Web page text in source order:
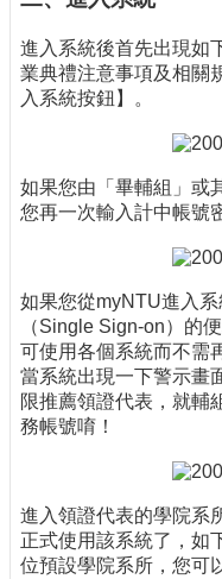
進入系統後首先出現如
業典禮注意事項及相關
入系統按鈕】。
如果您由「畢輔組」或
您再一次輸入計中帳號
如果您從myNTU進入
（Single Sign-on）的
可使用各個系統而不需
當系統出現一下警示畫
限推薦領證代表，就輔
務帳號唷！
進入領證代表的學院系
正式使用該系統了，如
位預設學院系所，您可